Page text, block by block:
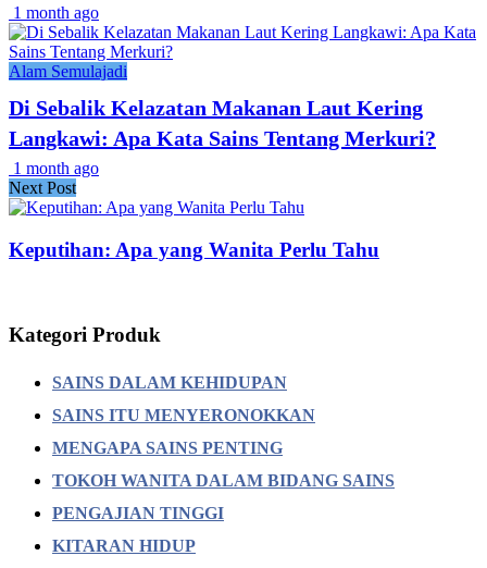
1 month ago
Alam Semulajadi
Di Sebalik Kelazatan Makanan Laut Kering
Langkawi: Apa Kata Sains Tentang Merkuri?
1 month ago
Next Post
Keputihan: Apa yang Wanita Perlu Tahu
Kategori Produk
SAINS DALAM KEHIDUPAN
SAINS ITU MENYERONOKKAN
MENGAPA SAINS PENTING
TOKOH WANITA DALAM BIDANG SAINS
PENGAJIAN TINGGI
KITARAN HIDUP